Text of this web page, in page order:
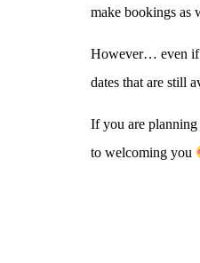
make bookings as
However… even if
dates that are still
If you are
to welcoming you